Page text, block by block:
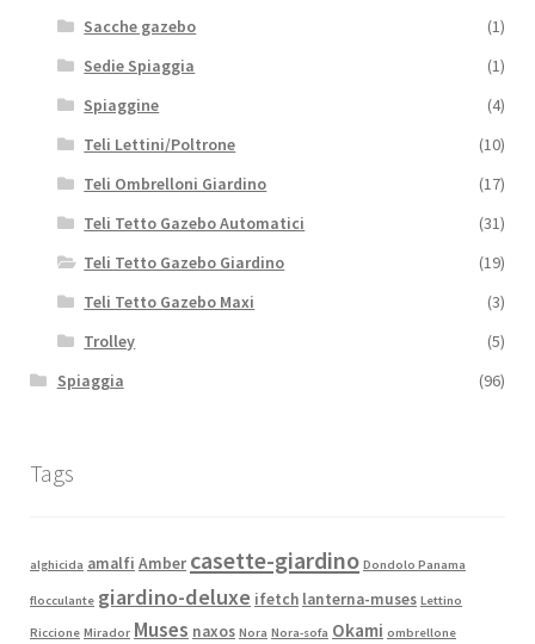
Sacche gazebo
(1)
Sedie Spiaggia
(1)
Spiaggine
(4)
Teli Lettini/Poltrone
(10)
Teli Ombrelloni Giardino
(17)
Teli Tetto Gazebo Automatici
(31)
Teli Tetto Gazebo Giardino
(19)
Teli Tetto Gazebo Maxi
(3)
Trolley
(5)
Spiaggia
(96)
Tags
alghicida amalfi Amber casette-giardino Dondolo Panama
flocculante giardino-deluxe ifetch lanterna-muses Lettino
Riccione Mirador Muses naxos Nora Nora-sofa Okami ombrellone